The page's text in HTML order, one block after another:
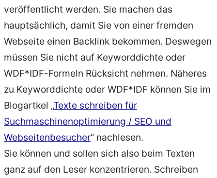
veröffentlicht werden. Sie machen das
hauptsächlich, damit Sie von einer fremden
Webseite einen Backlink bekommen. Deswegen
müssen Sie nicht auf Keyworddichte oder
WDF*IDF-Formeln Rücksicht nehmen. Näheres
zu Keyworddichte oder WDF*IDF können Sie im
Blogartkel „Texte schreiben für
Suchmaschinenoptimierung / SEO und
Webseitenbesucher“ nachlesen.
Sie können und sollen sich also beim Texten
ganz auf den Leser konzentrieren. Schreiben